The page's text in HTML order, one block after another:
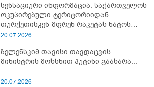
სენსაციური ინფორმაცია: საქართველოს
ოკუპირებული ტერიტორიიდან
თურქეთისკენ მფრენ რაკეტას ნატოს
სამიტი კინაღამ ჩაუშლია
20.07.2026
ზელენსკიმ თავისი თავდაცვის
მინისტრის მოხსნით პუტინი გაახარა...
20.07.2026